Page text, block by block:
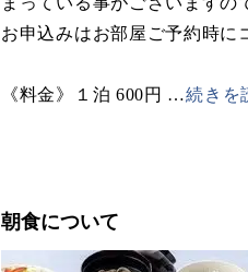
お申込みはお部屋ご予約時に
《料金》１泊 600円 …続きを
朝食について